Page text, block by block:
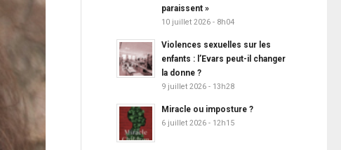
paraissent »
10 juillet 2026 - 8h04
Violences sexuelles sur les
enfants : l’Evars peut-il changer
la donne ?
9 juillet 2026 - 13h28
Miracle ou imposture ?
6 juillet 2026 - 12h15